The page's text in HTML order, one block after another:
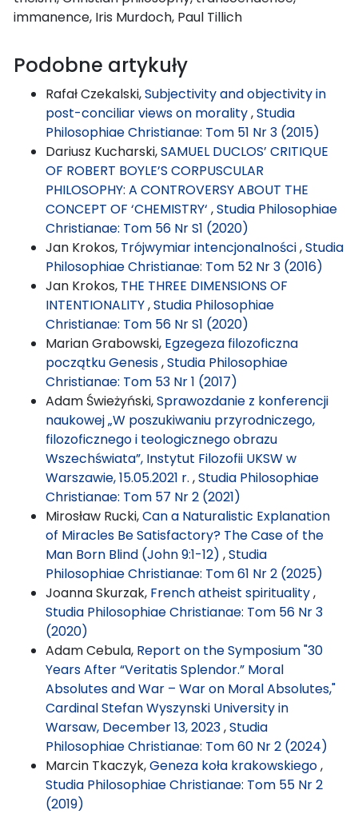
immanence, Iris Murdoch, Paul Tillich
Podobne artykuły
Rafał Czekalski,Subjectivity and objectivity in
post-conciliar views on morality,Studia
Philosophiae Christianae: Tom 51 Nr 3 (2015)
Dariusz Kucharski,SAMUEL DUCLOS’ CRITIQUE
OF ROBERT BOYLE’S CORPUSCULAR
PHILOSOPHY: A CONTROVERSY ABOUT THE
CONCEPT OF ‘CHEMISTRY‘ ,Studia Philosophiae
Christianae: Tom 56 Nr S1 (2020)
Jan Krokos, Trójwymiar intencjonalności,Studia
Philosophiae Christianae: Tom 52 Nr 3 (2016)
Jan Krokos, THE THREE DIMENSIONS OF
INTENTIONALITY,Studia Philosophiae
Christianae: Tom 56 Nr S1 (2020)
Marian Grabowski, Egzegeza filozoficzna
początku Genesis,Studia Philosophiae
Christianae: Tom 53 Nr 1 (2017)
Adam Świeżyński,Sprawozdanie z konferencji
naukowej „W poszukiwaniu przyrodniczego,
filozoficznego i teologicznego obrazu
Wszechświata”, Instytut Filozofii UKSW w
Warszawie, 15.05.2021 r. ,Studia Philosophiae
Christianae: Tom 57 Nr 2 (2021)
Mirosław Rucki,Can a Naturalistic Explanation
of Miracles Be Satisfactory? The Case of the
Man Born Blind (John 9:1-12) ,Studia
Philosophiae Christianae: Tom 61 Nr 2 (2025)
Joanna Skurzak, French atheist spirituality,
Studia Philosophiae Christianae: Tom 56 Nr 3
(2020)
Adam Cebula, Report on the Symposium "30
Years After “Veritatis Splendor.” Moral
Absolutes and War – War on Moral Absolutes,"
Cardinal Stefan Wyszynski University in
Warsaw, December 13, 2023,Studia
Philosophiae Christianae: Tom 60 Nr 2 (2024)
Marcin Tkaczyk,Geneza koła krakowskiego,
Studia Philosophiae Christianae: Tom 55 Nr 2
(2019)